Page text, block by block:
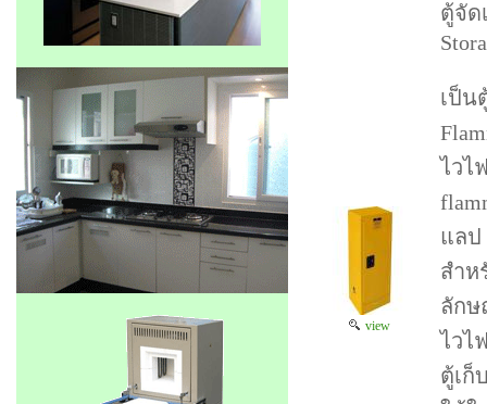
view
ตู้จัด
เป็น
ไวไ
แลป
สำห
ลักษ
ไวไ
ตู้เก็